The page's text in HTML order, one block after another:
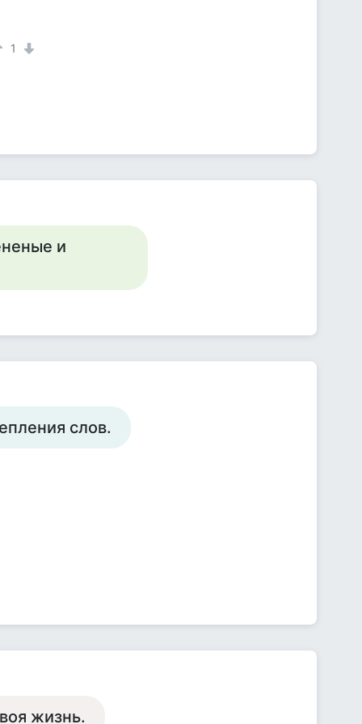
1
и
слов.
жизнь.